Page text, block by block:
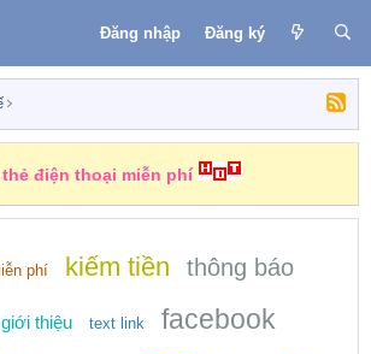
Đăng nhập Đăng ký
thẻ điện thoại miễn phí
phí kiếm tiền thông báo
giới thiệu text link
facebook